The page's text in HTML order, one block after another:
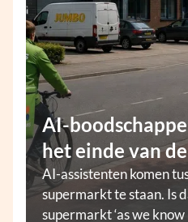
AI-
het einde van
AI-assistenten komen
supermarkt te staan. Is
supermarkt ‘as we know